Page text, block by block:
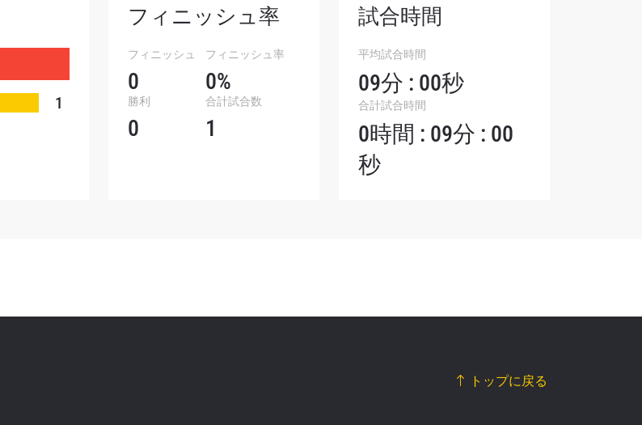
1
フィニッシュ率
フィニッシュ
0
フィニッシュ率
0%
勝利
0
合計試合数
1
試合時間
平均試合時間
09分 : 00秒
合計試合時間
0時間 : 09分 : 00
秒
トップに戻る
ハイライトを見る
ることにより、お客様は当社の
プライバシーポリ
集、使用および開示に同意したことになります。
つでも配信を停止することができます。